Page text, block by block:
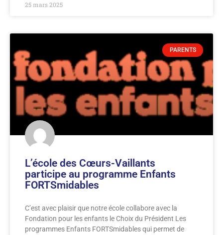
25 mars 2025
PARENTS
L’école des Cœurs-Vaillants
participe au programme Enfants
FORTSmidables
C’est avec plaisir que notre école collabore avec la
Fondation pour les enfants le Choix du Président Les
programmes Enfants FORTSmidables qui permet de